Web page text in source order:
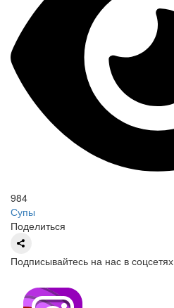
984
Супы
Поделиться
Подписывайтесь на нас в соцсетях